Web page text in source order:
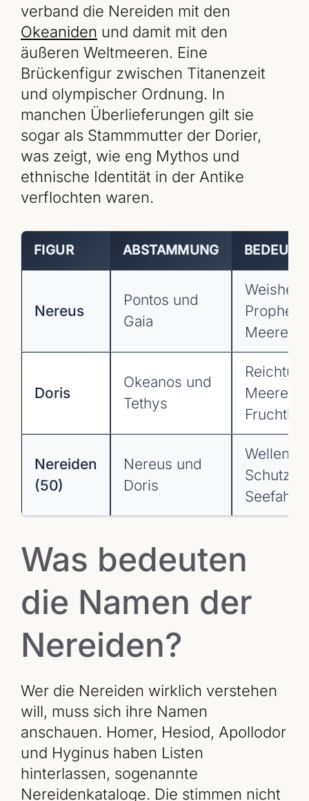
verband die Nereiden mit den
Okeaniden und damit mit den
äußeren Weltmeeren. Eine
Brückenfigur zwischen Titanenzeit
und olympischer Ordnung. In
manchen Überlieferungen gilt sie
sogar als Stammmutter der Dorier,
was zeigt, wie eng Mythos und
ethnische Identität in der Antike
verflochten waren.
FIGUR ABSTAMMUNG
Nereus
Pontos und
Gaia
Weisheit,
Doris
Okeanos und
Tethys
Meeres,
Nereiden
(50)
Nereus und
Doris
Schutz
Was bedeuten
die Namen der
Nereiden?
Wer die Nereiden wirklich verstehen
will, muss sich ihre Namen
anschauen. Homer, Hesiod, Apollodor
und Hyginus haben Listen
hinterlassen, sogenannte
Nereidenkataloge. Die stimmen nicht